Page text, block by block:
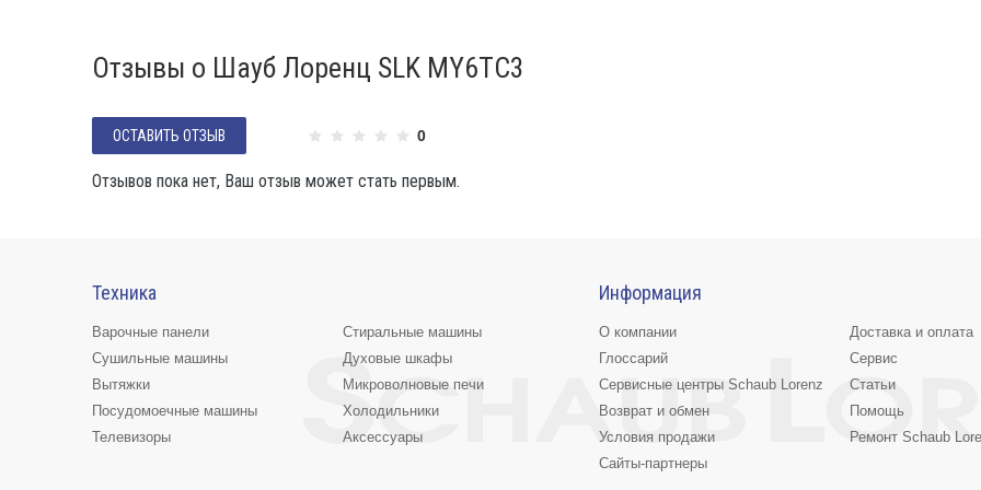
Отзывы о Шауб Лоренц SLK MY6TC3
ОСТАВИТЬ ОТЗЫВ 0
Отзывов пока нет, Ваш отзыв может стать первым.
Техника
Варочные панели
Стиральные машины
Сушильные машины
Духовые шкафы
Вытяжки
Микроволновые печи
Посудомоечные машины
Холодильники
Телевизоры
Аксессуары
Информация
О компании
Доставка и оплата
Глоссарий
Сервис
Сервисные центры Schaub Lorenz
Статьи
Возврат и обмен
Помощь
Условия продажи
Ремонт Schaub
Сайты-партнеры